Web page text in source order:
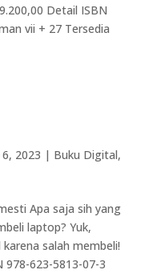
Detail ISBN
vii + 27 Tersedia
6, 2023 | Buku Digital,
Apa saja sih yang
laptop? Yuk,
salah membeli!
978-623-5813-07-3